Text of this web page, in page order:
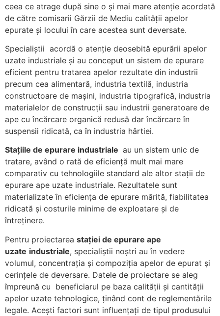
ceea ce atrage după sine o și mai mare atenție acordată
de către comisarii Gărzii de Mediu calității apelor
epurate și locului în care acestea sunt deversate.
Specialiștii acordă o atenție deosebită epurării apelor
uzate industriale și au conceput un sistem de epurare
eficient pentru tratarea apelor rezultate din industrii
precum cea alimentară, industria textilă, industria
constructoare de mașini, industria tipografică, industria
materialelor de construcții sau industrii generatoare de
ape cu încărcare organică redusă dar încărcare în
suspensii ridicată, ca în industria hârtiei.
Stațiile de epurare industriale au un sistem unic de
tratare, având o rată de eficiență mult mai mare
comparativ cu tehnologiile standard ale altor stații de
epurare ape uzate industriale. Rezultatele sunt
materializate în eficiența de epurare mărită, fiabilitatea
ridicată și costurile minime de exploatare și de
întreținere.
Pentru proiectarea stației de epurare ape
uzate industriale, specialiștii noștri au în vedere
volumul, concentrația și compoziția apelor de epurat și
cerințele de deversare. Datele de proiectare se aleg
împreună cu beneficiarul pe baza calității și cantității
apelor uzate tehnologice, ținând cont de reglementările
legale. Acești factori sunt influențați de tipul produsului